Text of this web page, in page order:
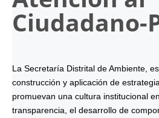
Ciudadano-
La Secretaría Distrital de Ambiente,
construcción y aplicación de
promuevan una cultura institucional
transparencia, el desarrollo de